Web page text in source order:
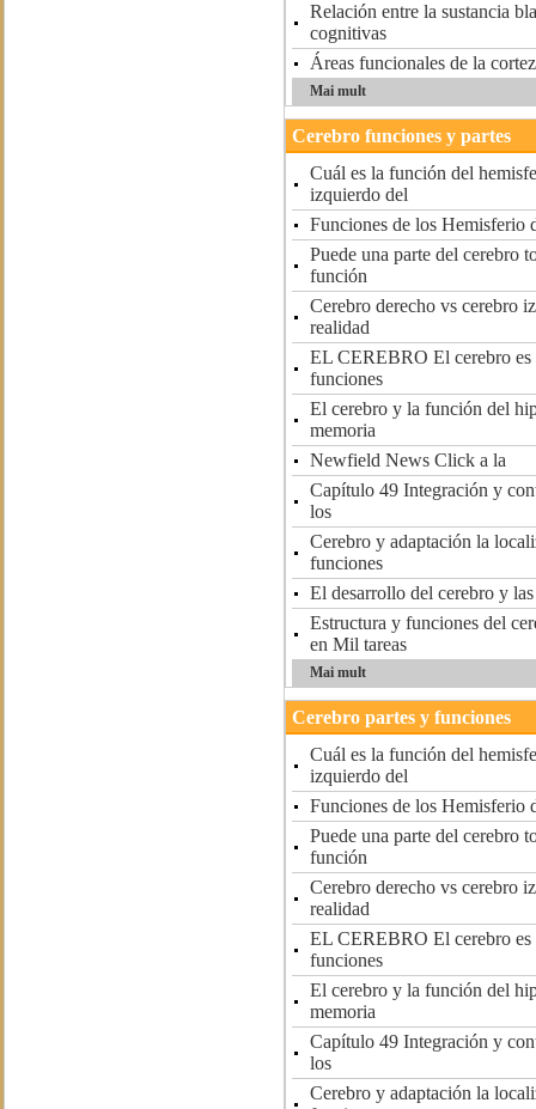
Relación entre la sustancia
cognitivas
Áreas funcionales de la
Mai mult
Cerebro funciones y partes
Cuál es la función del
izquierdo del
Funciones de los Hemisferio
Puede una parte del cerebro
función
Cerebro derecho vs cerebro
realidad
EL CEREBRO El cerebro es
funciones
El cerebro y la función del
memoria
Newfield News Click a la
Capítulo 49 Integración y
los
Cerebro y adaptación la
funciones
El desarrollo del cerebro y
Estructura y funciones del
en Mil tareas
Mai mult
Cerebro partes y funciones
Cuál es la función del
izquierdo del
Funciones de los Hemisferio
Puede una parte del cerebro
función
Cerebro derecho vs cerebro
realidad
EL CEREBRO El cerebro es
funciones
El cerebro y la función del
memoria
Capítulo 49 Integración y
los
Cerebro y adaptación la